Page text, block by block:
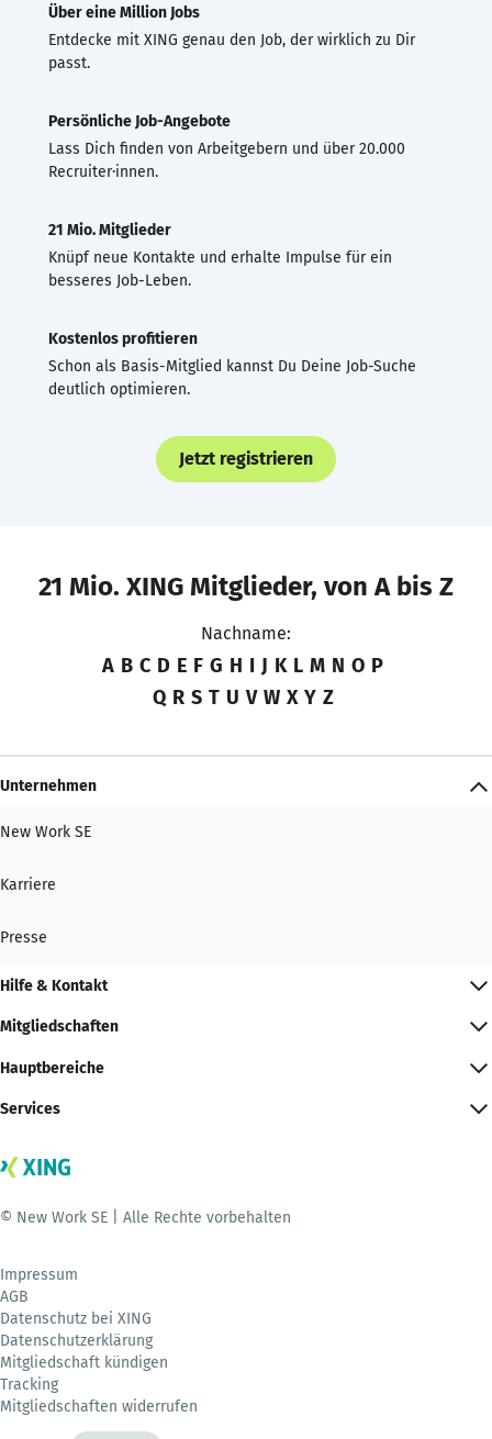
Über eine Million Jobs
Entdecke mit XING genau den Job, der wirklich zu Dir
passt.
Persönliche Job-Angebote
Lass Dich finden von Arbeitgebern und über 20.000
Recruiter·innen.
21 Mio. Mitglieder
Knüpf neue Kontakte und erhalte Impulse für ein
besseres Job-Leben.
Kostenlos profitieren
Schon als Basis-Mitglied kannst Du Deine Job-Suche
deutlich optimieren.
Jetzt registrieren
21 Mio. XING Mitglieder, von A bis Z
Nachname:
A B C D E F G H I J K L M N O P
Q R S T U V W X Y Z
Unternehmen
New Work SE
Karriere
Presse
Hilfe & Kontakt
Mitgliedschaften
Hauptbereiche
Services
© New Work SE | Alle Rechte vorbehalten
Impressum
AGB
Datenschutz bei XING
Datenschutzerklärung
Mitgliedschaft kündigen
Tracking
Mitgliedschaften widerrufen